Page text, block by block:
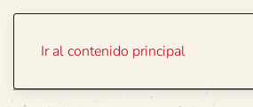
Ir al contenido principal